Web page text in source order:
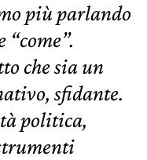
più parlando
“come”.
che sia un
sfidante.
politica,